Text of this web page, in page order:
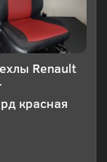
Renault
красная